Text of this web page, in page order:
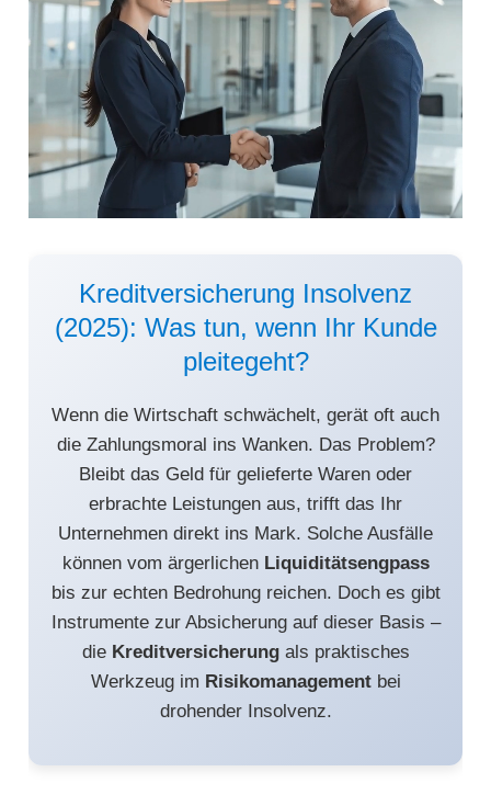
Kreditversicherung Insolvenz
(2025): Was tun, wenn Ihr Kunde
pleitegeht?
Wenn die Wirtschaft schwächelt, gerät oft auch
die Zahlungsmoral ins Wanken. Das Problem?
Bleibt das Geld für gelieferte Waren oder
erbrachte Leistungen aus, trifft das Ihr
Unternehmen direkt ins Mark. Solche Ausfälle
können vom ärgerlichen Liquiditätsengpass
bis zur echten Bedrohung reichen. Doch es gibt
Instrumente zur Absicherung auf dieser Basis –
die Kreditversicherungals praktisches
Werkzeug im Risikomanagementbei
drohender Insolvenz.